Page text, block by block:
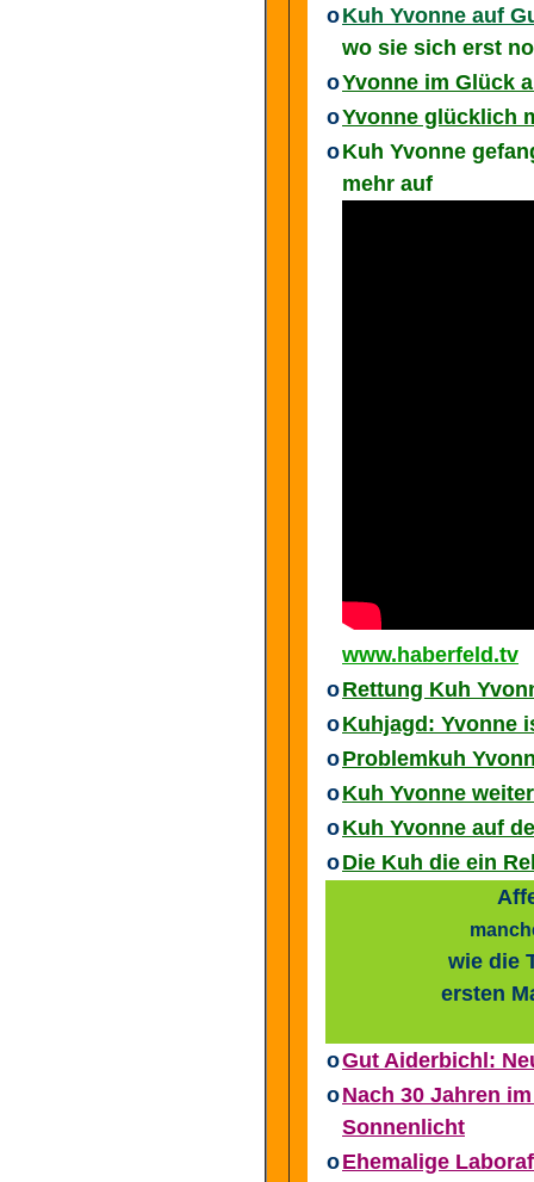
oKuh Yvonne auf
wo sie sich erst
oYvonne im Glück
oYvonne glücklich
oKuh Yvonne
mehr auf
www.haberfeld.tv
oRettung Kuh
oKuhjagd: Yvonne
oProblemkuh
oKuh Yvonne
oKuh Yvonne auf
oDie Kuh die ein
wie die
ersten
oGut Aiderbichl:
oNach 30 Jahren
Sonnenlicht
oEhemalige